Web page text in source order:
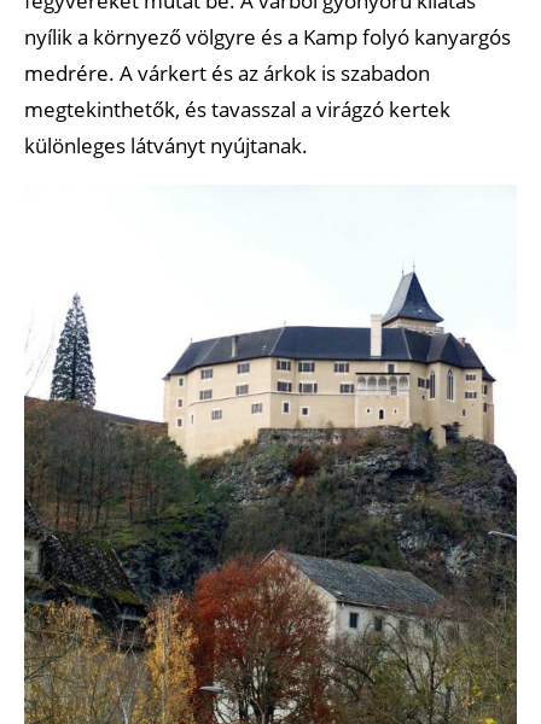
nyílik a környező völgyre és a Kamp folyó kanyargós
medrére. A várkert és az árkok is szabadon
megtekinthetők, és tavasszal a virágzó kertek
különleges látványt nyújtanak.